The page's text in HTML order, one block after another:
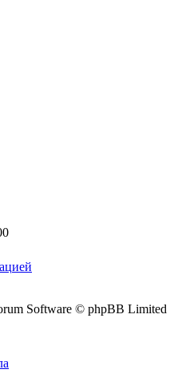
ацией
Software © phpBB Limited